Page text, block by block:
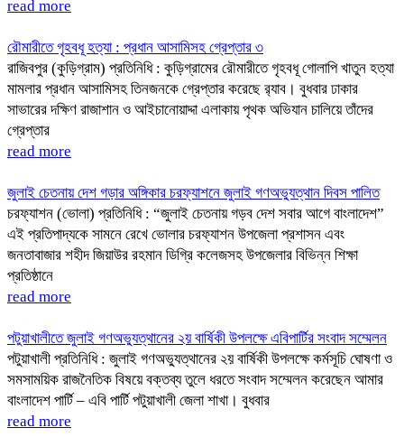
read more
রৌমারীতে গৃহবধূ হত্যা : প্রধান আসামিসহ গ্রেপ্তার ৩
রাজিবপুর (কুড়িগ্রাম) প্রতিনিধি : কুড়িগ্রামের রৌমারীতে গৃহবধূ গোলাপি খাতুন হত্যা
মামলার প্রধান আসামিসহ তিনজনকে গ্রেপ্তার করেছে র‌্যাব। বুধবার ঢাকার
সাভারের দক্ষিণ রাজাশান ও আইচানোয়াদ্দা এলাকায় পৃথক অভিযান চালিয়ে তাঁদের
গ্রেপ্তার
read more
জুলাই চেতনায় দেশ গড়ার অঙ্গিকার চরফ্যাশনে জুলাই গণঅভ্যুত্থান দিবস পালিত
চরফ্যাশন (ভোলা) প্রতিনিধি : “জুলাই চেতনায় গড়ব দেশ সবার আগে বাংলাদেশ”
এই প্রতিপাদ্যকে সামনে রেখে ভোলার চরফ্যাশন উপজেলা প্রশাসন এবং
জনতাবাজার শহীদ জিয়াউর রহমান ডিগ্রি কলেজসহ উপজেলার বিভিন্ন শিক্ষা
প্রতিষ্ঠানে
read more
পটুয়াখালীতে জুলাই গণঅভ্যুত্থানের ২য় বার্ষিকী উপলক্ষে এবিপার্টির সংবাদ সম্মেলন
পটুয়াখালী প্রতিনিধি : জুলাই গণঅভ্যুত্থানের ২য় বার্ষিকী উপলক্ষে কর্মসূচি ঘোষণা ও
সমসাময়িক রাজনৈতিক বিষয়ে বক্তব্য তুলে ধরতে সংবাদ সম্মেলন করেছেন আমার
বাংলাদেশ পার্টি – এবি পার্টি পটুয়াখালী জেলা শাখা। বুধবার
read more